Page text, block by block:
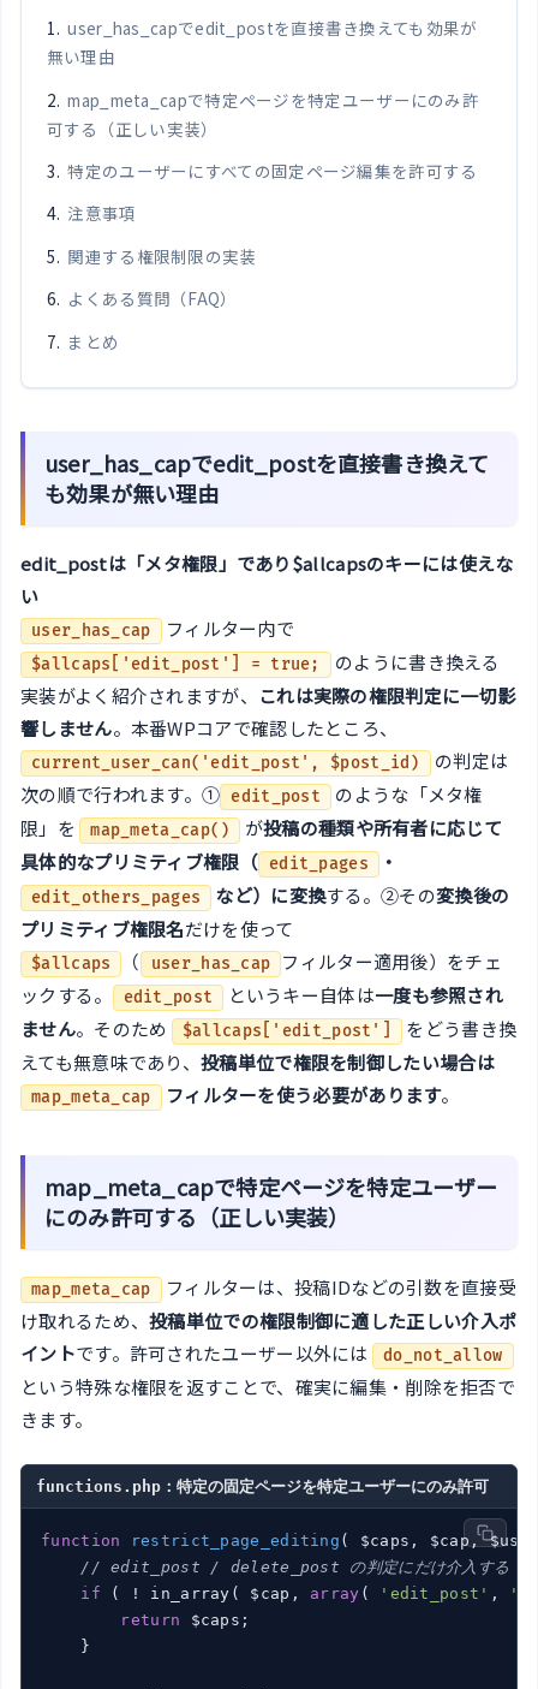
user_has_capでedit_postを直接書き換えても効果が
無い理由
map_meta_capで特定ページを特定ユーザーにのみ許
可する（正しい実装）
特定のユーザーにすべての固定ページ編集を許可する
注意事項
関連する権限制限の実装
よくある質問（FAQ）
まとめ
user_has_capでedit_postを直接書き換えて
も効果が無い理由
edit_postは「メタ権限」であり$allcapsのキーには使えな
い
user_has_cap フィルター内で
$allcaps['edit_post'] = true;
のように書き換える
実装がよく紹介されますが、 これは実際の権限判定に一切影
響しません。本番WPコアで確認したところ、
current_user_can('edit_post', $post_id)
の判定は
次の順で行われます。①
edit_post
のような「メタ権
限」を map_meta_cap() が投稿の種類や所有者に応じて
具体的なプリミティブ権限（
edit_pages ・
edit_others_pages など）に変換する。②その変換後の
プリミティブ権限名だけを使って
$allcaps （ user_has_cap
フィルター適用後）をチェ
ックする。
edit_post というキー自体は一度も参照され
ません。そのため $allcaps['edit_post']
をどう書き換
えても無意味であり、 投稿単位で権限を制御したい場合は
map_meta_cap フィルターを使う必要があります。
map_meta_capで特定ページを特定ユーザー
にのみ許可する（正しい実装）
map_meta_cap
フィルターは、投稿IDなどの引数を直接受
け取れるため、投稿単位での権限制御に適した正しい介入ポ
イントです。許可されたユーザー以外には do_not_allow
という特殊な権限を返すことで、確実に編集・削除を拒否で
きます。
functions.php：特定の固定ページを特定ユーザーにのみ許可
function restrict_page_editing ( $caps, $cap,
// edit_post / delete_post の判定にだけ介入する
if ( ! in_array( $cap, array ( 'edit_post' ,
return $caps;
    }